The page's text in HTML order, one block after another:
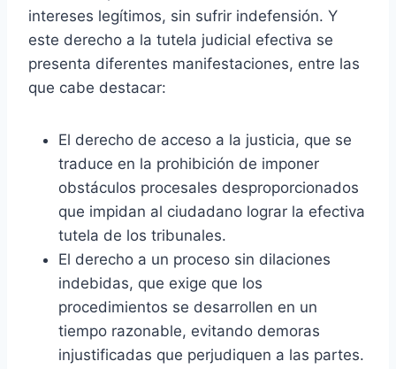
intereses legítimos, sin sufrir indefensión. Y
este derecho a la tutela judicial efectiva se
presenta diferentes manifestaciones, entre las
que cabe destacar:
El derecho de acceso a la justicia, que se
traduce en la prohibición de imponer
obstáculos procesales desproporcionados
que impidan al ciudadano lograr la efectiva
tutela de los tribunales.
El derecho a un proceso sin dilaciones
indebidas, que exige que los
procedimientos se desarrollen en un
tiempo razonable, evitando demoras
injustificadas que perjudiquen a las partes.